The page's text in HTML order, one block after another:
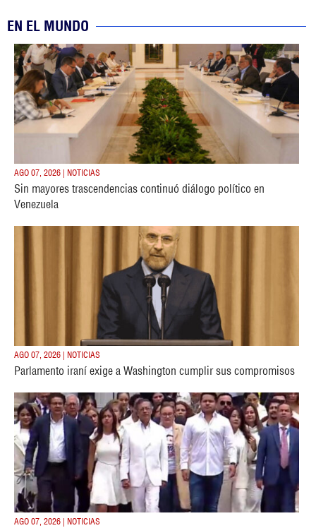
EN EL MUNDO
AGO 07, 2026 | NOTICIAS
Sin mayores trascendencias continuó diálogo político en
Venezuela
AGO 07, 2026 | NOTICIAS
Parlamento iraní exige a Washington cumplir sus compromisos
AGO 07, 2026 | NOTICIAS